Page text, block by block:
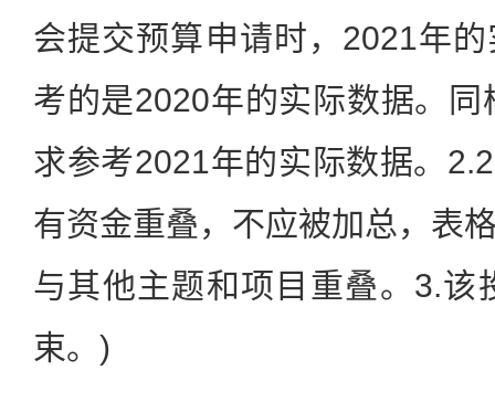
会提交预算申请时，2021年
考的是2020年的实际数据。
求参考2021年的实际数据。
有资金重叠，不应被加总，表
与其他主题和项目重叠。3.该
束。)